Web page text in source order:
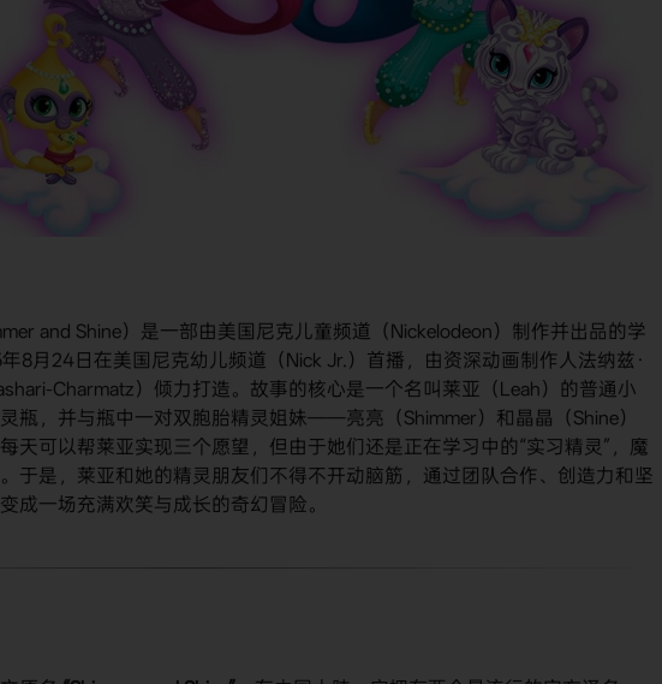
and Shine）是一部由美国尼克儿童频道（Nickelodeon）制作并出品的学
8月24日在美国尼克幼儿频道（Nick Jr.）首播，由资深动画制作人法纳兹·
Charmatz）倾力打造。故事的核心是一个名叫莱亚（Leah）的普通小
瓶，并与瓶中一对双胞胎精灵姐妹——亮亮（Shimmer）和晶晶（Shine）
天可以帮莱亚实现三个愿望，但由于她们还是正在学习中的“实习精灵”，魔
于是，莱亚和她的精灵朋友们不得不开动脑筋，通过团队合作、创造力和坚
成一场充满欢笑与成长的奇幻冒险。